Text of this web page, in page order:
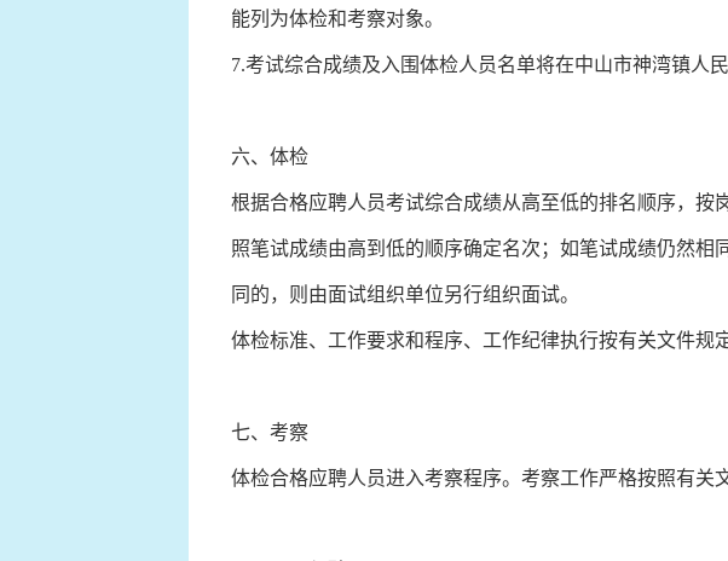
能列为体检和考察对象。
7.考试综合成绩及入围体检人员名单将在中山市神湾镇人
六、体检
根据合格应聘人员考试综合成绩从高至低的排名顺序，
照笔试成绩由高到低的顺序确定名次；如笔试成绩仍然
同的，则由面试组织单位另行组织面试。
体检标准、工作要求和程序、工作纪律执行按有关文件规
七、考察
体检合格应聘人员进入考察程序。考察工作严格按照有关